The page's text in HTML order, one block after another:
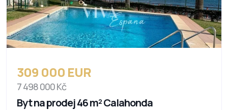
309 000 EUR
7 498 000 Kč
Byt na prodej 46 m² Calahonda